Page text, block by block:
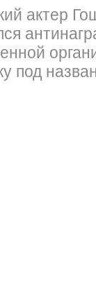
актер
под